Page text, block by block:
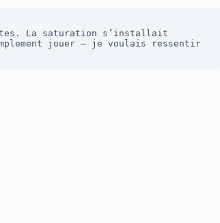
La saturation s’installait
jouer — je voulais ressentir